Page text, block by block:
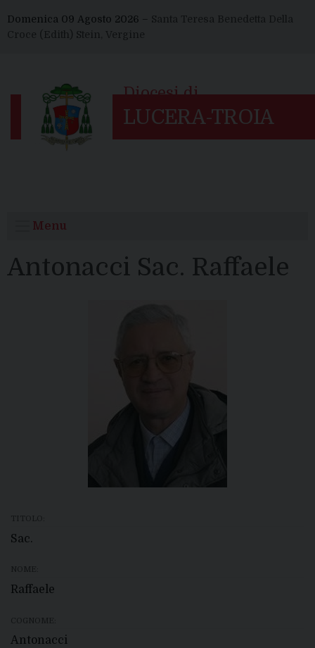
to
content
Domenica 09 Agosto 2026 – Santa Teresa Benedetta Della
Croce (Edith) Stein, Vergine
Menu
Antonacci Sac. Raffaele
TITOLO:
Sac.
NOME:
Raffaele
COGNOME:
Antonacci